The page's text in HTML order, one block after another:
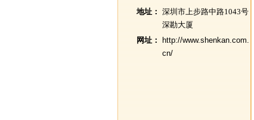
地址： 深圳市上步路中路1043号
深勘大厦
网址：
http://www.shenkan.com.
cn/